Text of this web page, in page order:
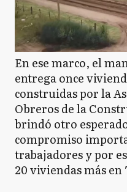
En ese marco, el
entrega once
construidas por la
Obreros de la
brindó otro
compromiso
trabajadores y por
20 viviendas más